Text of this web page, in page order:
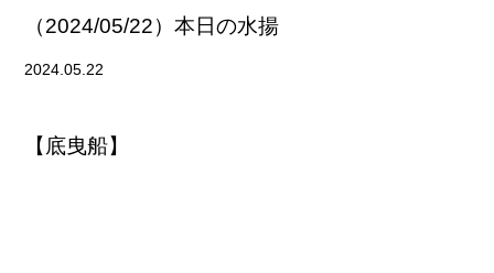
（2024/05/22）本日の水揚
2024.05.22
【底曳船】